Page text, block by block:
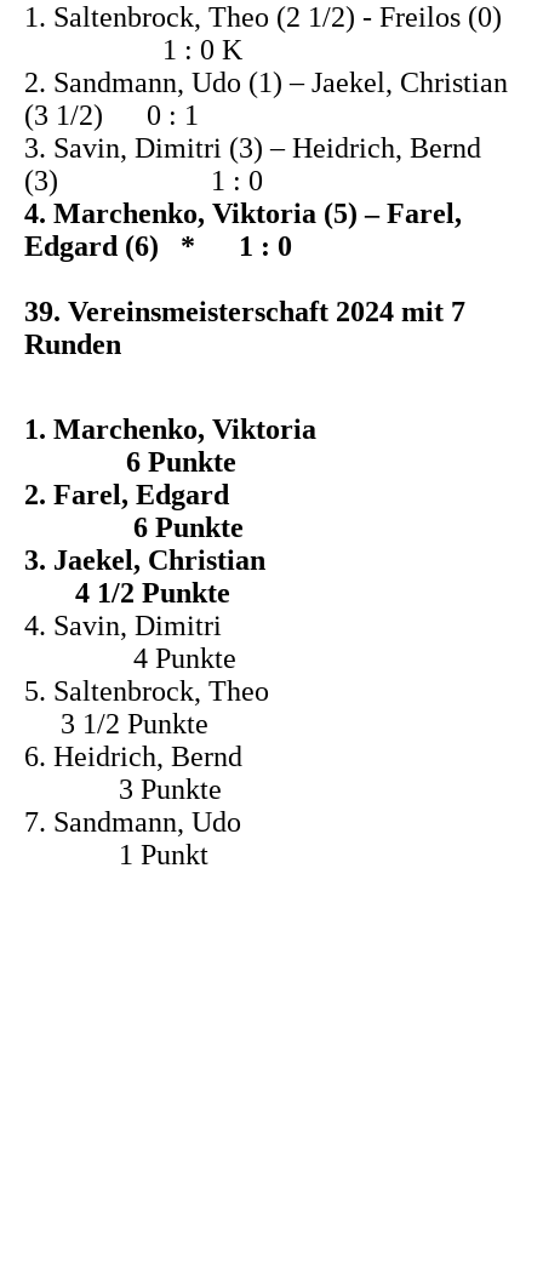
1. Saltenbrock, Theo (2 1/2) - Freilos (0)
1 : 0 K
2. Sandmann, Udo (1) – Jaekel, Christian
(3 1/2) 0 : 1
3. Savin, Dimitri (3) – Heidrich, Bernd
(3) 1 : 0
4. Marchenko, Viktoria (5) – Farel,
Edgard (6) * 1 : 0
39. Vereinsmeisterschaft 2024 mit 7
Runden
1. Marchenko, Viktoria
6 Punkte
2. Farel, Edgard
6 Punkte
3. Jaekel, Christian
4 1/2 Punkte
4. Savin, Dimitri
4 Punkte
5. Saltenbrock, Theo
3 1/2 Punkte
6. Heidrich, Bernd
3 Punkte
7. Sandmann, Udo
1 Punkt